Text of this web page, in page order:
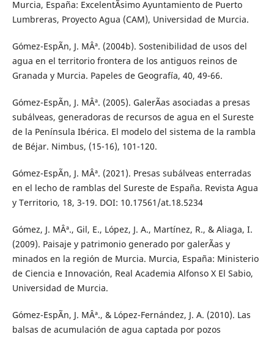
Murcia, España: ExcelentÃ­simo Ayuntamiento de Puerto
Lumbreras, Proyecto Agua (CAM), Universidad de Murcia.
Gómez-EspÃ­n, J. MÂª. (2004b). Sostenibilidad de usos del
agua en el territorio frontera de los antiguos reinos de
Granada y Murcia. Papeles de Geografía, 40, 49-66.
Gómez-EspÃ­n, J. MÂª. (2005). GalerÃ­as asociadas a presas
subálveas, generadoras de recursos de agua en el Sureste
de la Península Ibérica. El modelo del sistema de la rambla
de Béjar. Nimbus, (15-16), 101-120.
Gómez-EspÃ­n, J. MÂª. (2021). Presas subálveas enterradas
en el lecho de ramblas del Sureste de España. Revista Agua
y Territorio, 18, 3-19. DOI: 10.17561/at.18.5234
Gómez, J. MÂª., Gil, E., López, J. A., Martínez, R., & Aliaga, I.
(2009). Paisaje y patrimonio generado por galerÃ­as y
minados en la región de Murcia. Murcia, España: Ministerio
de Ciencia e Innovación, Real Academia Alfonso X El Sabio,
Universidad de Murcia.
Gómez-EspÃ­n, J. MÂª., & López-Fernández, J. A. (2010). Las
balsas de acumulación de agua captada por pozos